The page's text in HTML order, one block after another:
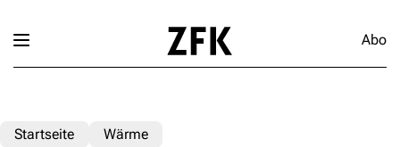
Abo
Startseite Wärme